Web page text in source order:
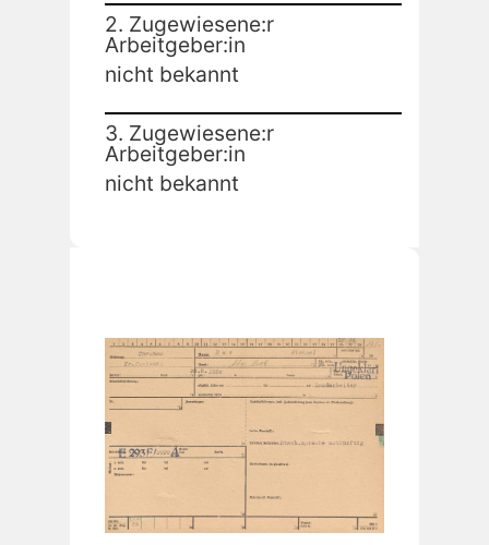
2. Zugewiesene:r
Arbeitgeber:in
nicht bekannt
3. Zugewiesene:r
Arbeitgeber:in
nicht bekannt